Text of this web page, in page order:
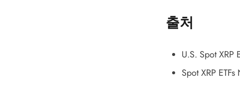
출처
U.S. Spot XRP
Spot XRP